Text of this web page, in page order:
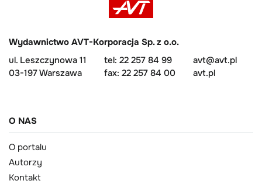
Wydawnictwo AVT-Korporacja Sp. z o.o.
ul. Leszczynowa 11
03-197 Warszawa
tel: 22 257 84 99
fax: 22 257 84 00
avt@avt.pl
avt.pl
O NAS
O portalu
Autorzy
Kontakt